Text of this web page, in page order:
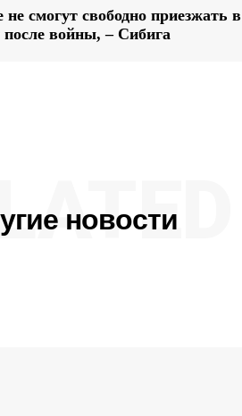
не смогут свободно приезжать в
войны, – Сибига
новости